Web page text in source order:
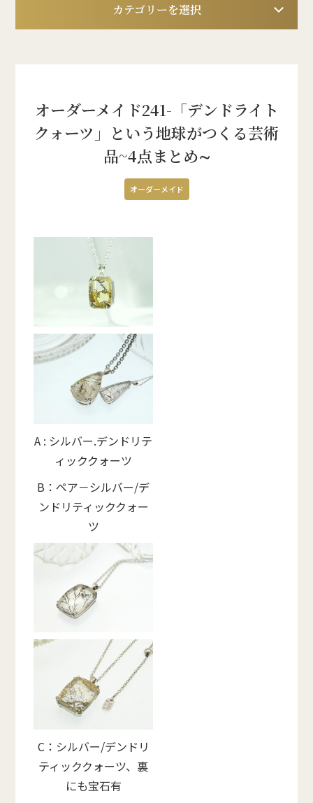
カテゴリーを選択
オーダーメイド241-「デンドライト
クォーツ」という地球がつくる芸術
品~4点まとめ∼
オーダーメイド
A : シルバー.デンドリテ
ィッククォーツ
B：ペア－シルバー/デ
ンドリティッククォー
ツ
C：シルバー/デンドリ
ティッククォーツ、裏
にも宝石有